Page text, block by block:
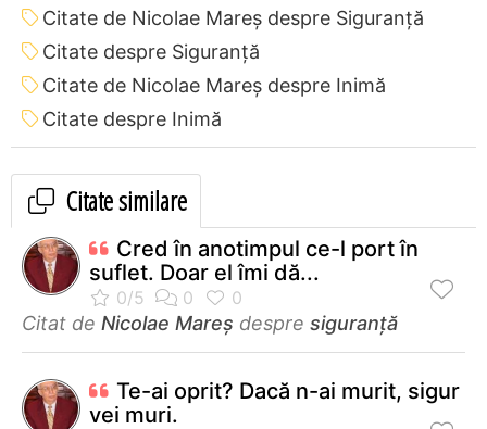
Citate de Nicolae Mareș despre Siguranță
Citate despre Siguranță
Citate de Nicolae Mareș despre Inimă
Citate despre Inimă
Citate similare
Cred în anotimpul ce-l port în
suflet. Doar el îmi dă...
Citat de Nicolae Mareș despre siguranță
Te-ai oprit? Dacă n-ai murit, sigur
vei muri.